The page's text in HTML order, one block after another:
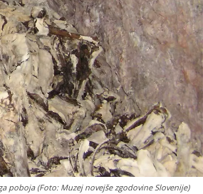
poboja (Foto: Muzej novejše zgodovine Slovenije)